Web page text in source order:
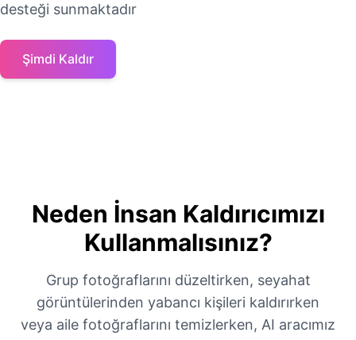
desteği sunmaktadır
Şimdi Kaldır
Neden İnsan Kaldırıcımızı
Kullanmalısınız?
Grup fotoğraflarını düzeltirken, seyahat
görüntülerinden yabancı kişileri kaldırırken
veya aile fotoğraflarını temizlerken, AI aracımız